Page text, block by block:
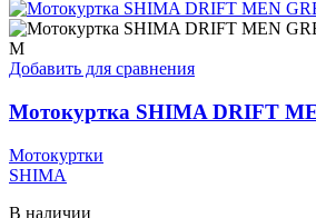
M
Добавить для сравнения
Мотокуртка SHIMA DRIFT
Мотокуртки
SHIMA
В наличии